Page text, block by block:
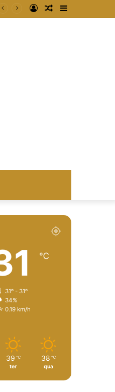
Artigo
Entrar
℃
31º - 31º
34%
0.19 km/h
39 ℃
ter
38 ℃
qua